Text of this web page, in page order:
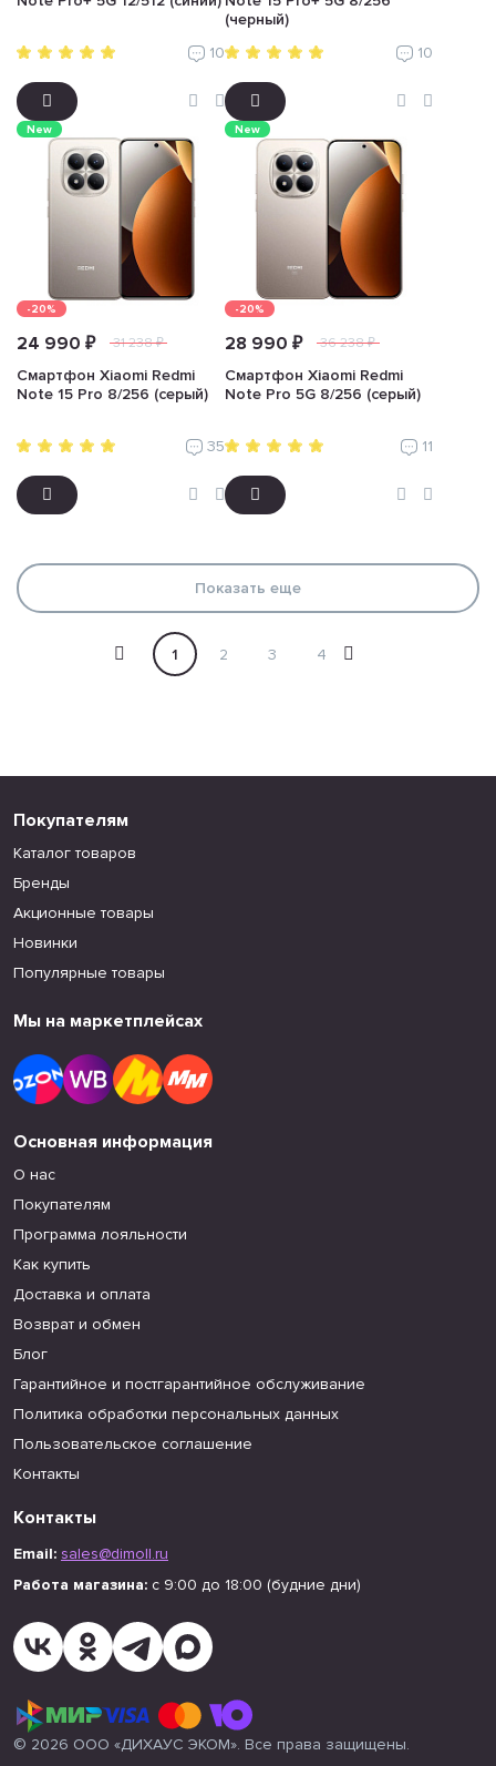
10
(черный)
10
New
-20%
24 990 ₽ 31 238 ₽
Смартфон Xiaomi Redmi
Note 15 Pro 8/256 (серый)
35
New
-20%
28 990 ₽ 36 238 ₽
Смартфон Xiaomi Redmi
Note Pro 5G 8/256 (серый)
11
Показать еще
1 2 3 4
Покупателям
Каталог товаров
Бренды
Акционные товары
Новинки
Популярные товары
Мы на маркетплейсах
Основная информация
О нас
Покупателям
Программа лояльности
Как купить
Доставка и оплата
Возврат и обмен
Блог
Гарантийное и постгарантийное обслуживание
Политика обработки персональных данных
Пользовательское соглашение
Контакты
Контакты
Email: sales@dimoll.ru
Работа магазина: с 9:00 до 18:00 (будние дни)
© 2026 ООО «ДИХАУС ЭКОМ». Все права защищены.